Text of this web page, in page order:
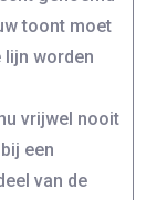
toont moet
worden
vrijwel nooit
een
van de